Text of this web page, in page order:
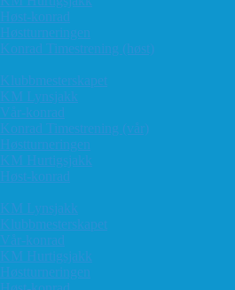
Høst-konrad
Høstturneringen
Konrad Timestrening (høst)
Klubbmesterskapet
KM Lynsjakk
Vår-konrad
Konrad Timestrening (vår)
Høstturneringen
KM Hurtigsjakk
Høst-konrad
KM Lynsjakk
Klubbmesterskapet
Vår-konrad
KM Hurtigsjakk
Høstturneringen